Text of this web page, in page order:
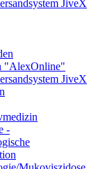
JiveX
"AlexOnline"
JiveX
-